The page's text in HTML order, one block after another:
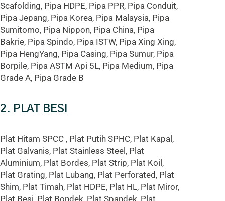
Scafolding, Pipa HDPE, Pipa PPR, Pipa Conduit,
Pipa Jepang, Pipa Korea, Pipa Malaysia, Pipa
Sumitomo, Pipa Nippon, Pipa China, Pipa
Bakrie, Pipa Spindo, Pipa ISTW, Pipa Xing Xing,
Pipa HengYang, Pipa Casing, Pipa Sumur, Pipa
Borpile, Pipa ASTM Api 5L, Pipa Medium, Pipa
Grade A, Pipa Grade B
2. PLAT BESI
Plat Hitam SPCC , Plat Putih SPHC, Plat Kapal,
Plat Galvanis, Plat Stainless Steel, Plat
Aluminium, Plat Bordes, Plat Strip, Plat Koil,
Plat Grating, Plat Lubang, Plat Perforated, Plat
Shim, Plat Timah, Plat HDPE, Plat HL, Plat Miror,